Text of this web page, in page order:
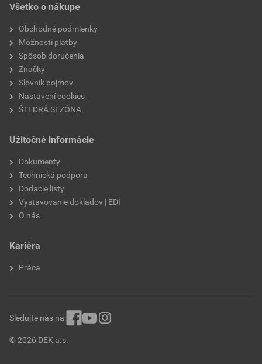
Všetko o nákupe
Obchodné podmienky
Možnosti platby
Spôsob doručenia
Značky
Slovník pojmov
Nastavení cookies
ŠTEDRÁ SEZÓNA
Užitočné informácie
Dokumenty
Technická podpora
Dodacie listy
Vystavovanie dokladov | EDI
O nás
Kariéra
Práca
© 2026 DEK a.s.
Sledujte nás na: